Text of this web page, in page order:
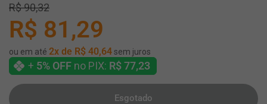
R$ 90,32
R$ 81,29
ou em até 2x de R$ 40,64sem juros
+ 5% OFF no PIX: R$ 77,23
Esgotado